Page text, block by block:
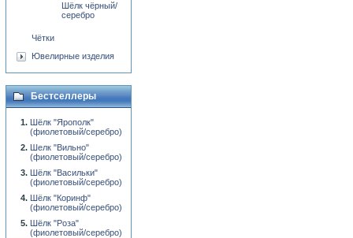
Шёлк чёрный/
серебро
Чётки
Ювелирные изделия
Бестселлеры
Шёлк "Ярополк"
(фиолетовый/серебро)
Шелк "Вильно"
(фиолетовый/серебро)
Шёлк "Васильки"
(фиолетовый/серебро)
Шёлк "Коринф"
(фиолетовый/серебро)
Шёлк "Роза"
(фиолетовый/серебро)